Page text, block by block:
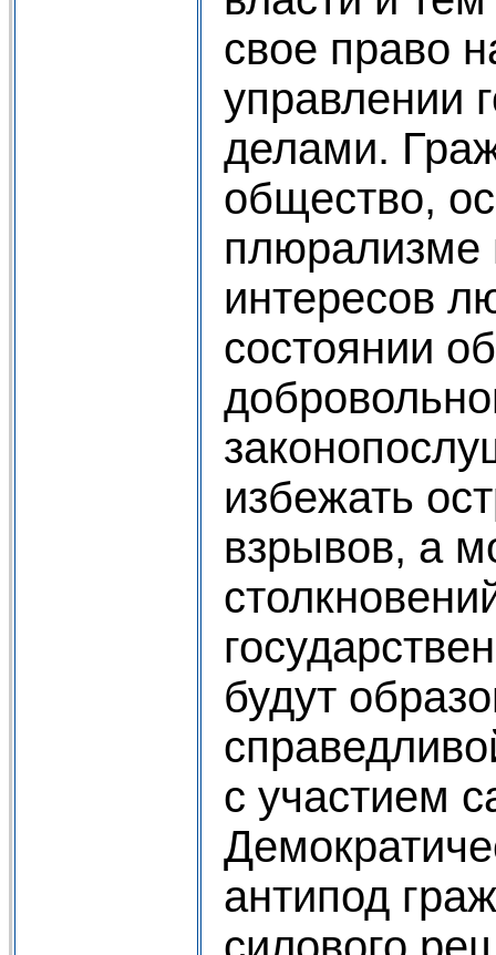
свое право
управлении
делами.
общество,
плюрализме
интересов
состоянии
избежать
взрывов, а
будут
с участием
антипод